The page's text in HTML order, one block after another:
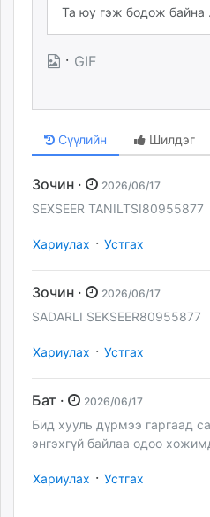
· GIF
Сүүлийн Шилдэг
Зочин · 2026/06/17
SEXSEER TANILTSI80955877
Хариулах · Устгах
Зочин · 2026/06/17
SADARLI SEKSEER80955877
Хариулах · Устгах
Бат · 2026/06/17
Бид хууль дүрмээ гаргаад
энгэхгүй байлаа одоо
Хариулах · Устгах